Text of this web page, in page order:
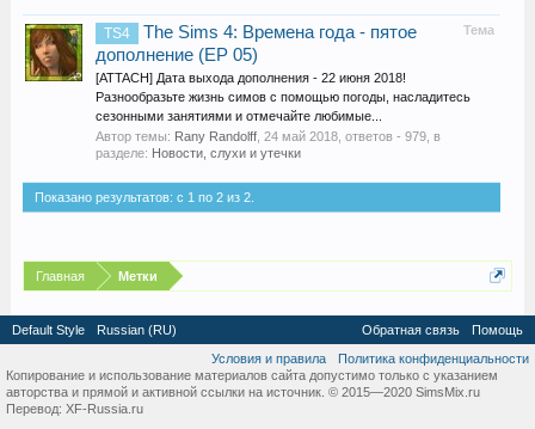
Тема
TS4
The Sims 4: Времена года - пятое
дополнение (EP 05)
[ATTACH] Дата выхода дополнения - 22 июня 2018!
Разнообразьте жизнь симов с помощью погоды, насладитесь
сезонными занятиями и отмечайте любимые...
Автор темы: Rany Randolff, 24 май 2018, ответов - 979, в
разделе: Новости, слухи и утечки
Показано результатов: с 1 по 2 из 2.
Главная Метки
Default Style Russian (RU) Обратная связь
Помощь
Условия и правила
Политика конфиденциальности
Копирование и использование материалов сайта допустимо только с указанием
авторства и прямой и активной ссылки на источник. © 2015—2020 SimsMix.ru
Перевод: XF-Russia.ru